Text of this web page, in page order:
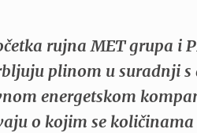
rujna MET grupa i
plinom u suradnji s
energetskom
o kojim se količinama